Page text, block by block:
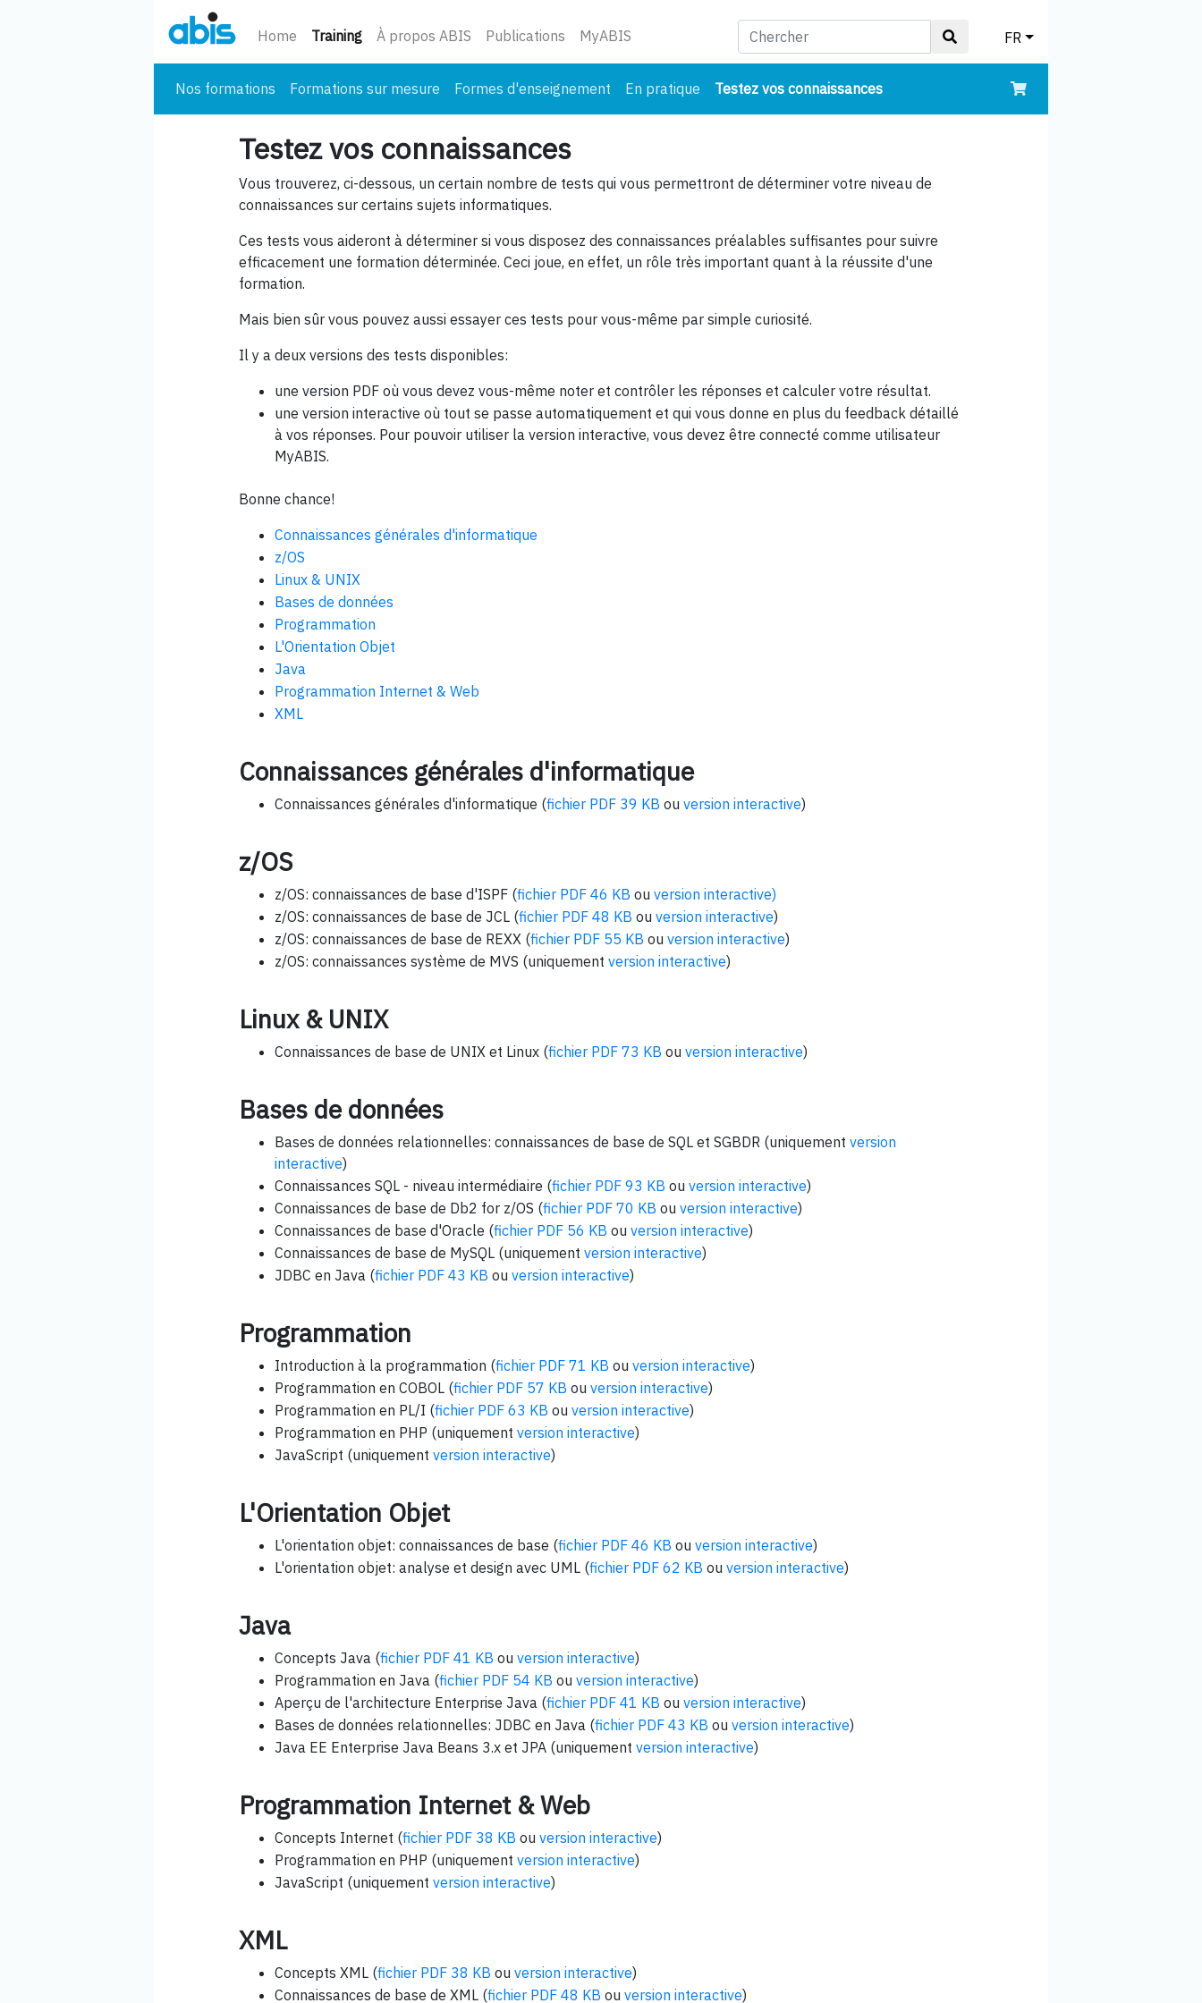
Home Training(courant)
À propos ABIS Publications MyABIS FR
Nos formations Formations sur mesure Formes d'enseignement En pratique Testez vos connaissances(courant)
Testez vos connaissances
Vous trouverez, ci-dessous, un certain nombre de tests qui vous permettront de déterminer votre niveau de
connaissances sur certains sujets informatiques.
Ces tests vous aideront à déterminer si vous disposez des connaissances préalables suffisantes pour suivre
efficacement une formation déterminée. Ceci joue, en effet, un rôle très important quant à la réussite d'une
formation.
Mais bien sûr vous pouvez aussi essayer ces tests pour vous-même par simple curiosité.
Il y a deux versions des tests disponibles:
une version PDF où vous devez vous-même noter et contrôler les réponses et calculer votre résultat.
une version interactive où tout se passe automatiquement et qui vous donne en plus du feedback détaillé
à vos réponses. Pour pouvoir utiliser la version interactive, vous devez être connecté comme utilisateur
MyABIS.
Bonne chance!
Connaissances générales d'informatique
z/OS
Linux & UNIX
Bases de données
Programmation
L'Orientation Objet
Java
Programmation Internet & Web
XML
Connaissances générales d'informatique
Connaissances générales d'informatique (fichier PDF 39 KB ou version interactive)
z/OS
z/OS: connaissances de base d'ISPF (fichier PDF 46 KB ou version interactive)
z/OS: connaissances de base de JCL (fichier PDF 48 KB ou version interactive)
z/OS: connaissances de base de REXX (fichier PDF 55 KB ou version interactive)
z/OS: connaissances système de MVS (uniquement version interactive)
Linux & UNIX
Connaissances de base de UNIX et Linux (fichier PDF 73 KB ou version interactive)
Bases de données
Bases de données relationnelles: connaissances de base de SQL et SGBDR (uniquement version
interactive)
Connaissances SQL - niveau intermédiaire (fichier PDF 93 KB ou version interactive)
Connaissances de base de Db2 for z/OS (fichier PDF 70 KB ou version interactive)
Connaissances de base d'Oracle (fichier PDF 56 KB ou version interactive)
Connaissances de base de MySQL (uniquement version interactive)
JDBC en Java (fichier PDF 43 KB ou version interactive)
Programmation
Introduction à la programmation (fichier PDF 71 KB ou version interactive)
Programmation en COBOL (fichier PDF 57 KB ou version interactive)
Programmation en PL/I (fichier PDF 63 KB ou version interactive)
Programmation en PHP (uniquement version interactive)
JavaScript (uniquement version interactive)
L'Orientation Objet
L'orientation objet: connaissances de base (fichier PDF 46 KB ou version interactive)
L'orientation objet: analyse et design avec UML (fichier PDF 62 KB ou version interactive)
Java
Concepts Java (fichier PDF 41 KB ou version interactive)
Programmation en Java (fichier PDF 54 KB ou version interactive)
Aperçu de l'architecture Enterprise Java (fichier PDF 41 KB ou version interactive)
Bases de données relationnelles: JDBC en Java (fichier PDF 43 KB ou version interactive)
Java EE Enterprise Java Beans 3.x et JPA (uniquement version interactive)
Programmation Internet & Web
Concepts Internet (fichier PDF 38 KB ou version interactive)
Programmation en PHP (uniquement version interactive)
JavaScript (uniquement version interactive)
XML
Concepts XML (fichier PDF 38 KB ou version interactive)
Connaissances de base de XML (fichier PDF 48 KB ou version interactive)